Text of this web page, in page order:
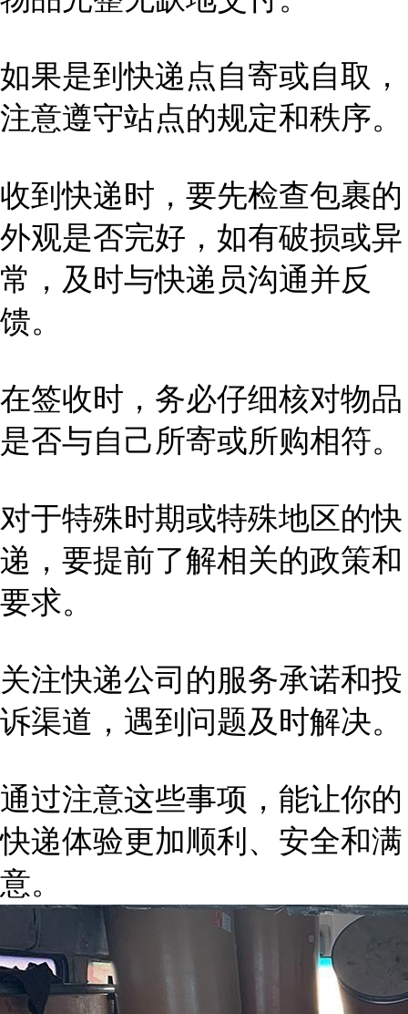
如果是到快递点自寄或自取，
注意遵守站点的规定和秩序。
收到快递时，要先检查包裹的
外观是否完好，如有破损或异
常，及时与快递员沟通并反
馈。
在签收时，务必仔细核对物品
是否与自己所寄或所购相符。
对于特殊时期或特殊地区的快
递，要提前了解相关的政策和
要求。
关注快递公司的服务承诺和投
诉渠道，遇到问题及时解决。
通过注意这些事项，能让你的
快递体验更加顺利、安全和满
意。